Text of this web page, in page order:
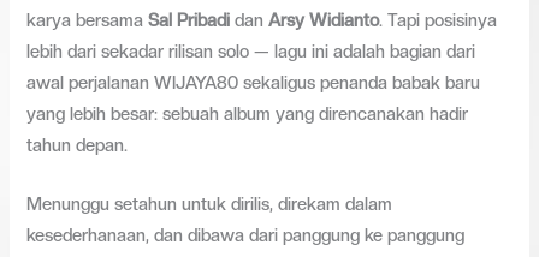
karya bersamaSal Pribadi danArsy Widianto. Tapi posisinya
lebih dari sekadar rilisan solo — lagu ini adalah bagian dari
awal perjalanan WIJAYA80 sekaligus penanda babak baru
yang lebih besar: sebuah album yang direncanakan hadir
tahun depan.
Menunggu setahun untuk dirilis, direkam dalam
kesederhanaan, dan dibawa dari panggung ke panggung